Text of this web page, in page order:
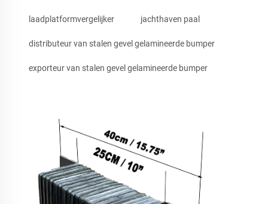
laadplatformvergelijker jachthaven paal
distributeur van stalen gevel gelamineerde bumper
exporteur van stalen gevel gelamineerde bumper